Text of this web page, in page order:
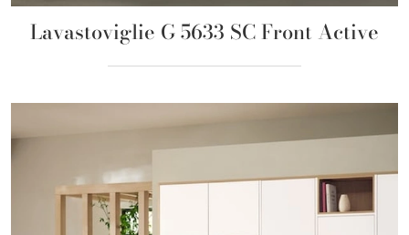
Lavastoviglie G 5633 SC Front Active